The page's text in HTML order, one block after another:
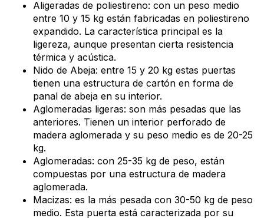
Aligeradas de poliestireno: con un peso medio
entre 10 y 15 kg están fabricadas en poliestireno
expandido. La característica principal es la
ligereza, aunque presentan cierta resistencia
térmica y acústica.
Nido de Abeja: entre 15 y 20 kg estas puertas
tienen una estructura de cartón en forma de
panal de abeja en su interior.
Aglomeradas ligeras: son más pesadas que las
anteriores. Tienen un interior perforado de
madera aglomerada y su peso medio es de 20-25
kg.
Aglomeradas: con 25-35 kg de peso, están
compuestas por una estructura de madera
aglomerada.
Macizas: es la más pesada con 30-50 kg de peso
medio. Esta puerta está caracterizada por su